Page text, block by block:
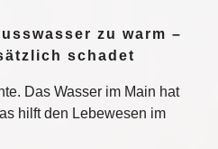
zu warm –
schadet
Das Wasser im Main hat
hilft den Lebewesen im